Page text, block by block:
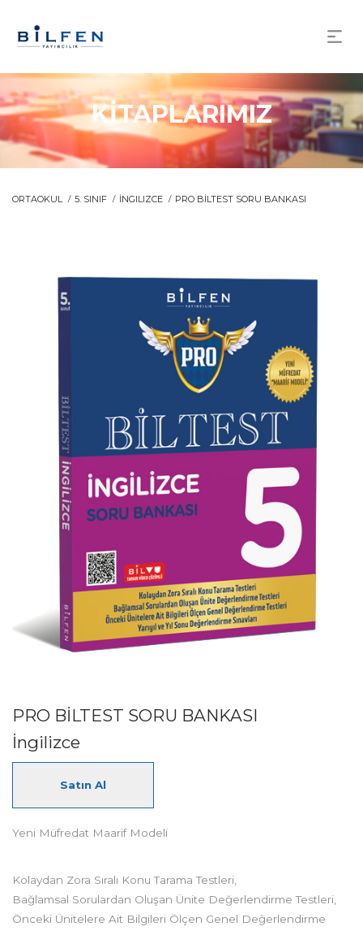
KİTAPLARIMIZ
ORTAOKUL 5. SINIF İNGILIZCE PRO BİLTEST SORU BANKASI
PRO BİLTEST SORU BANKASI
İngilizce
Satın Al
Yeni Müfredat Maarif Modeli
Kolaydan Zora Sıralı Konu Tarama Testleri,
Bağlamsal Sorulardan Oluşan Ünite Değerlendirme Testleri,
Önceki Ünitelere Ait Bilgileri Ölçen Genel Değerlendirme